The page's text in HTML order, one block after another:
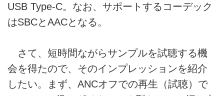
USB Type-C。なお、サポートするコーデック
はSBCとAACとなる。
さて、短時間ながらサンプルを試聴する機
会を得たので、そのインプレッションを紹介
したい。まず、ANCオフでの再生（試聴）で